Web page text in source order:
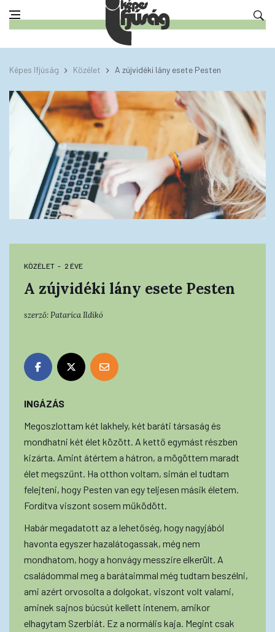
Képes Ifjúság Közélet A zújvidéki lány esete Pesten
KÖZÉLET 2 ÉVE
A zújvidéki lány esete Pesten
szerző:Patarica Ildikó
INGÁZÁS
Megoszlottam két lakhely, két baráti társaság és
mondhatni két élet között. A kettő egymást részben
kizárta. Amint átértem a hátron, a mögöttem maradt
élet megszűnt. Ha otthon voltam, simán el tudtam
felejteni, hogy Pesten van egy teljesen másik életem.
Fordítva viszont sosem működött.
Habár megadatott az a lehetőség, hogy nagyjából
havonta egyszer hazalátogassak, még nem
mondhatom, hogy a honvágy messzire elkerült. A
családommal meg a barátaimmal még tudtam beszélni,
ami azért orvosolta a dolgokat, viszont volt valami,
aminek sajnos búcsút kellett intenem, amikor
elhagytam Szerbiát. Ez a normális kaja. Megint csak